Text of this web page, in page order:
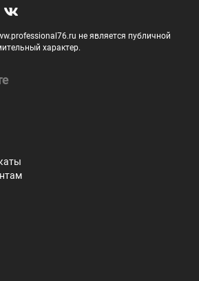
не является публичной
характер.